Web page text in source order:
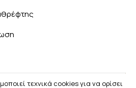
μηχανή
τεχνικά cookies για να ορίσει